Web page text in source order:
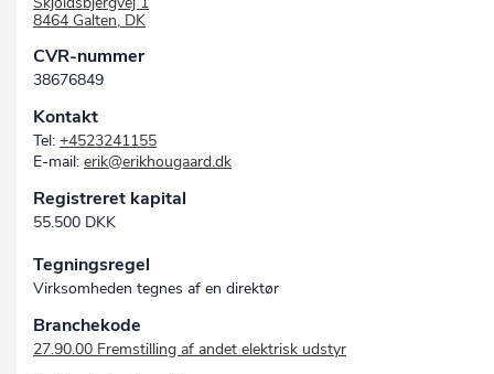
8464 Galten, DK
CVR-nummer
38676849
Kontakt
Tel: +4523241155
E-mail: erik@erikhougaard.dk
Registreret kapital
55.500 DKK
Tegningsregel
Virksomheden tegnes af en direktør
Branchekode
27.90.00 Fremstilling af andet elektrisk udstyr